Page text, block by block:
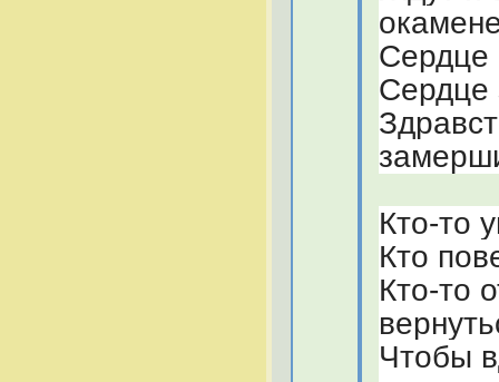
Сердце
Сердце
Кто-то
Кто
Кто-то
Чтобы